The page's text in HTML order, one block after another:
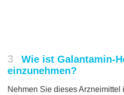
3
Wie ist Galantamin-
einzunehmen?
Nehmen Sie dieses Arzneimittel